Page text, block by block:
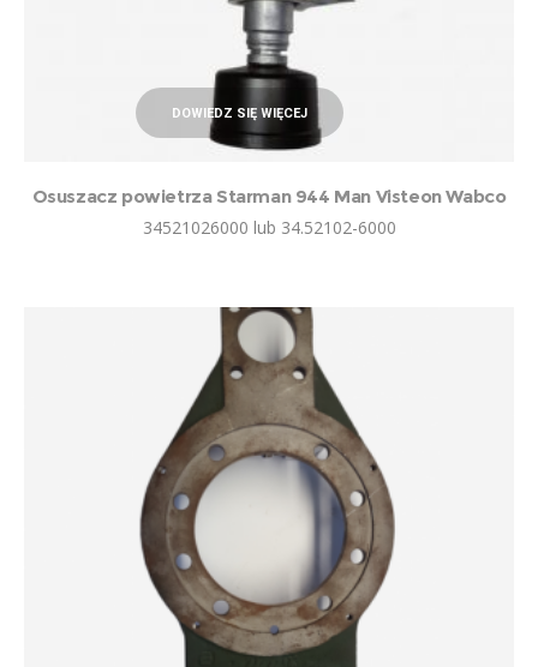
DOWIEDZ SIĘ WIĘCEJ
Osuszacz powietrza Starman 944 Man Visteon Wabco
34521026000 lub 34.52102-6000